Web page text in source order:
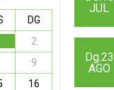
DG
2
9
16
JUL
Dg.23
AGO